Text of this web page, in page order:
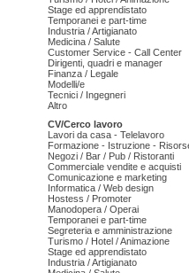
Stage ed apprendistato
Temporanei e part-time
Industria / Artigianato
Medicina / Salute
Customer Service - Call Center
Dirigenti, quadri e manager
Finanza / Legale
Modelli/e
Tecnici / Ingegneri
Altro
CV/Cerco lavoro
Lavori da casa - Telelavoro
Formazione - Istruzione -
Negozi / Bar / Pub / Ristoranti
Commerciale vendite e acquisti
Comunicazione e marketing
Informatica / Web design
Hostess / Promoter
Manodopera / Operai
Temporanei e part-time
Segreteria e amministrazione
Turismo / Hotel / Animazione
Stage ed apprendistato
Industria / Artigianato